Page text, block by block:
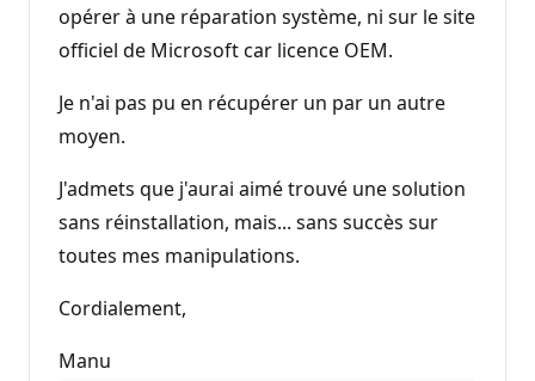
opérer à une réparation système, ni sur le site
officiel de Microsoft car licence OEM.
Je n'ai pas pu en récupérer un par un autre
moyen.
J'admets que j'aurai aimé trouvé une solution
sans réinstallation, mais... sans succès sur
toutes mes manipulations.
Cordialement,
Manu